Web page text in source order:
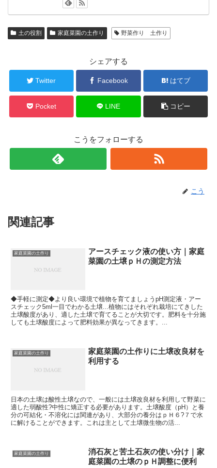
土の役割 家庭菜園の土作り 野菜作り 土作り
シェアする
Twitter Facebook はてブ
Pocket LINE コピー
こうをフォローする
こう
関連記事
家庭菜園の土作り
アースチェック液の使い方｜家庭
菜園の土壌ｐＨの測定方法
◆手軽に測定◆より良い環境で植物を育てましょうpH測定液・アー
スチェック5ml一目でわかる土壌...植物にはそれぞれ栽培にてきした
土壌酸度があり、適した土壌で育てることが大切です。肥料を十分施
しても土壌酸度によって肥料効果が異なってきます。...
家庭菜園の土作り
家庭菜園の土作りに土壌改良材を
利用する
日本の土壌は酸性土壌なので、一般には土壌改良材を利用して野菜に
適した弱酸性?中性に矯正する必要があります。土壌酸度（pH）と養
分の可結化・不溶化には関連があり、大部分の養分はｐＨ６?７で水
に解けることができます。これは主として土壌微生物の活...
家庭菜園の土作り
消石灰と苦土石灰の使い分け｜家
庭菜園の土壌のｐＨ調整に便利